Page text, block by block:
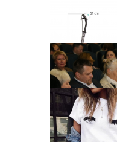
Особенности
Автоматизация
Интернет-